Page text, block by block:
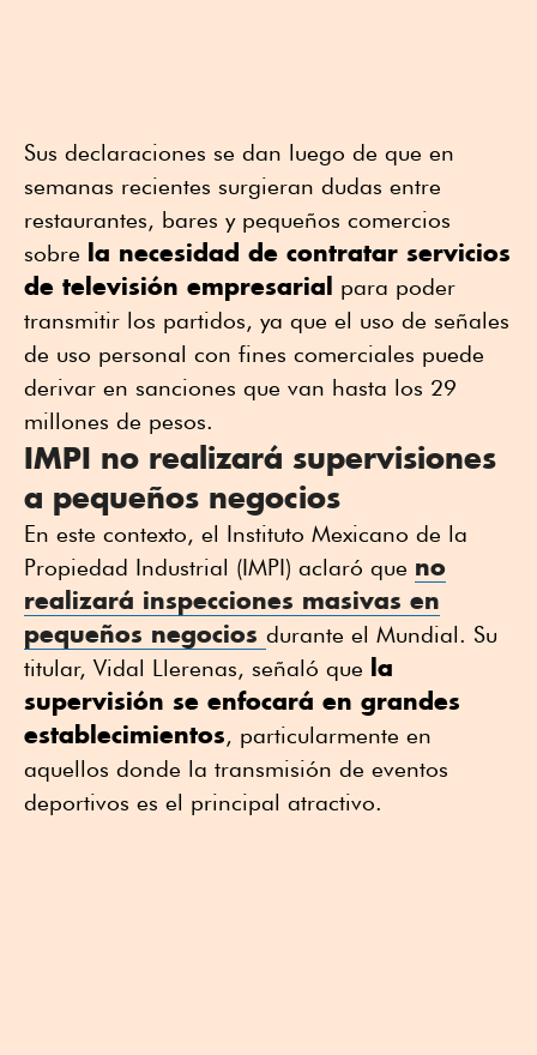
Sus declaraciones se dan luego de que en
semanas recientes surgieran dudas entre
restaurantes, bares y pequeños comercios
sobre la necesidad de contratar servicios
de televisión empresarial
para poder
transmitir los partidos, ya que el uso de señales
de uso personal con fines comerciales puede
derivar en sanciones que van hasta los 29
millones de pesos.
IMPI no realizará supervisiones
a pequeños negocios
En este contexto, el Instituto Mexicano de la
Propiedad Industrial (IMPI) aclaró que no
realizará inspecciones masivas en
pequeños negocios durante el Mundial. Su
titular, Vidal Llerenas, señaló que la
supervisión se enfocará en grandes
establecimientos, particularmente en
aquellos donde la transmisión de eventos
deportivos es el principal atractivo.